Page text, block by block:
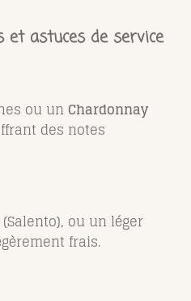
et astuces de service
ou un Chardonnay
des notes
ou un léger
frais.